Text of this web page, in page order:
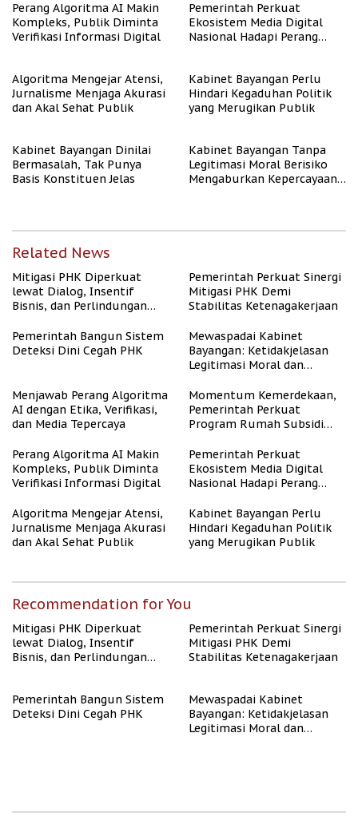
Perang Algoritma AI Makin
Kompleks, Publik Diminta
Verifikasi Informasi Digital
Pemerintah Perkuat
Ekosistem Media Digital
Nasional Hadapi Perang
Algoritma Mengejar Atensi,
Jurnalisme Menjaga Akurasi
dan Akal Sehat Publik
Kabinet Bayangan Perlu
Hindari Kegaduhan Politik
yang Merugikan Publik
Kabinet Bayangan Dinilai
Bermasalah, Tak Punya
Basis Konstituen Jelas
Kabinet Bayangan Tanpa
Legitimasi Moral Berisiko
Mengaburkan Kepercayaan
Related News
Mitigasi PHK Diperkuat
lewat Dialog, Insentif
Bisnis, dan Perlindungan
Pemerintah Perkuat Sinergi
Mitigasi PHK Demi
Stabilitas Ketenagakerjaan
Pemerintah Bangun Sistem
Deteksi Dini Cegah PHK
Mewaspadai Kabinet
Bayangan: Ketidakjelasan
Legitimasi Moral dan
Menjawab Perang Algoritma
AI dengan Etika, Verifikasi,
dan Media Tepercaya
Momentum Kemerdekaan,
Pemerintah Perkuat
Program Rumah Subsidi
Berpenghasilan Rendah
Perang Algoritma AI Makin
Kompleks, Publik Diminta
Verifikasi Informasi Digital
Pemerintah Perkuat
Ekosistem Media Digital
Nasional Hadapi Perang
Algoritma Mengejar Atensi,
Jurnalisme Menjaga Akurasi
dan Akal Sehat Publik
Kabinet Bayangan Perlu
Hindari Kegaduhan Politik
yang Merugikan Publik
Recommendation for You
Mitigasi PHK Diperkuat
lewat Dialog, Insentif
Bisnis, dan Perlindungan
Pemerintah Perkuat Sinergi
Mitigasi PHK Demi
Stabilitas Ketenagakerjaan
Pemerintah Bangun Sistem
Deteksi Dini Cegah PHK
Mewaspadai Kabinet
Bayangan: Ketidakjelasan
Legitimasi Moral dan